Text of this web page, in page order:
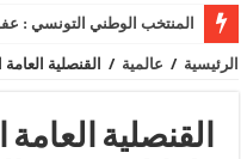
المنتخب الوطني التونسي :
الرئيسية / عالمية / القنصلية
القنصلية